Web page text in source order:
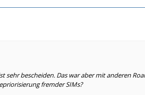
bescheiden. Das war aber mit anderen
fremder SIMs?